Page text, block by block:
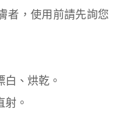
者，使用前請先詢您
、烘乾。
射。